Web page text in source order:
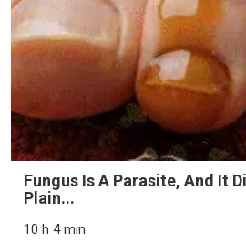
Fungus Is A Parasite, And It
Plain...
10 h 4 min